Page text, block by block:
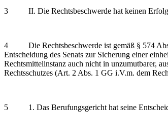
3 II. Die Rechtsbeschwerde hat keinen
4 Die Rechtsbeschwerde ist gemäß § 574 Abs.
Entscheidung des Senats zur Sicherung einer
Rechtsmittelinstanz auch nicht in unzumutbarer,
Rechtsschutzes (Art. 2 Abs. 1 GG i.V.m. dem
5 1. Das Berufungsgericht hat seine